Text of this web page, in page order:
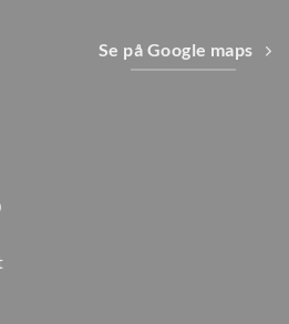
Se på Google maps